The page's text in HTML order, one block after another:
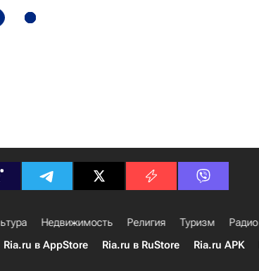
Недвижимость Религия Туризм Радио
Ria.ru в AppStore Ria.ru в RuStore Ria.ru APK